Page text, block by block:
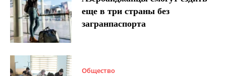
еще в три страны без
загранпаспорта
Общество